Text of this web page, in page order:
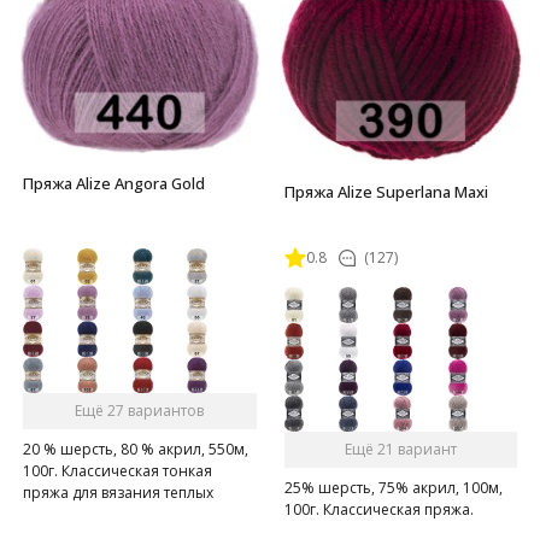
Пряжа Alize Angora Gold
Ещё 27 вариантов
20 % шерсть, 80 % акрил, 550м,
100г. Классическая тонкая
пряжа для вязания теплых
Пряжа Alize Superlana Maxi
0.8 (127)
Ещё 21 вариант
25% шерсть, 75% акрил, 100м,
100г. Классическая пряжа.